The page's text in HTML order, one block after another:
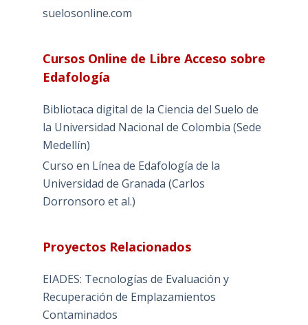
suelosonline.com
Cursos Online de Libre Acceso sobre
Edafología
Bibliotaca digital de la Ciencia del Suelo de
la Universidad Nacional de Colombia (Sede
Medellín)
Curso en Línea de Edafología de la
Universidad de Granada (Carlos
Dorronsoro et al.)
Proyectos Relacionados
EIADES: Tecnologías de Evaluación y
Recuperación de Emplazamientos
Contaminados